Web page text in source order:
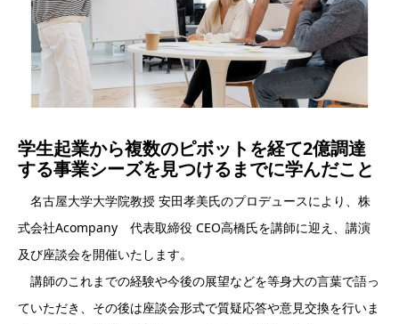
学生起業から複数のピボットを経て2億調達
する事業シーズを見つけるまでに学んだこと
名古屋大学大学院教授 安田孝美氏のプロデュースにより、株
式会社Acompany 代表取締役 CEO高橋氏を講師に迎え、講演
及び座談会を開催いたします。
講師のこれまでの経験や今後の展望などを等身大の言葉で語っ
ていただき、その後は座談会形式で質疑応答や意見交換を行いま